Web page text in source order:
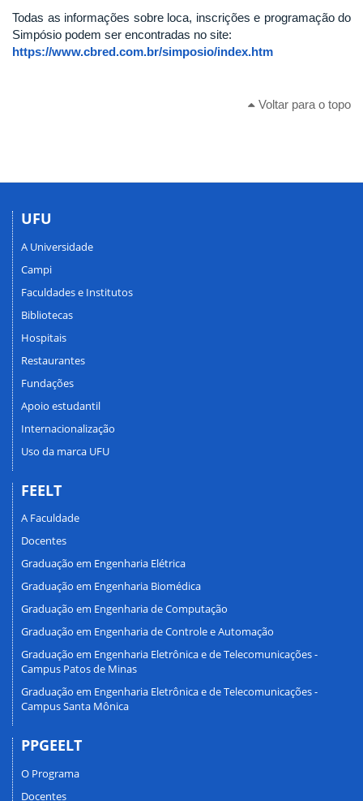
Todas as informações sobre loca, inscrições e programação do
Simpósio podem ser encontradas no site:
https://www.cbred.com.br/simposio/index.htm
Voltar para o topo
UFU
A Universidade
Campi
Faculdades e Institutos
Bibliotecas
Hospitais
Restaurantes
Fundações
Apoio estudantil
Internacionalização
Uso da marca UFU
FEELT
A Faculdade
Docentes
Graduação em Engenharia Elétrica
Graduação em Engenharia Biomédica
Graduação em Engenharia de Computação
Graduação em Engenharia de Controle e Automação
Graduação em Engenharia Eletrônica e de Telecomunicações -
Campus Patos de Minas
Graduação em Engenharia Eletrônica e de Telecomunicações -
Campus Santa Mônica
PPGEELT
O Programa
Docentes